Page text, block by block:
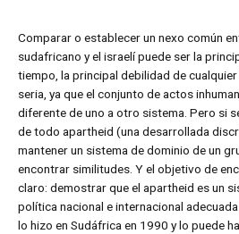
Comparar o establecer un nexo común
sudafricano y el israelí puede ser la
tiempo, la principal debilidad de
seria, ya que el conjunto de actos
diferente de uno a otro sistema. Pero si
de todo apartheid (una desarrollada
mantener un sistema de dominio de un
encontrar similitudes. Y el objetivo de
claro: demostrar que el apartheid es un
política nacional e internacional
lo hizo en Sudáfrica en 1990 y lo puede